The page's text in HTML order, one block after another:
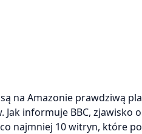
są na Amazonie prawdziwą
informuje BBC, zjawisko
najmniej 10 witryn, które